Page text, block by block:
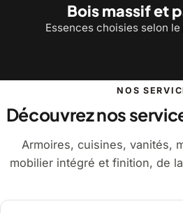
Bois massif et
Essences choisies selon
NOS
Découvrez nos
Armoires, cuisines, vanités,
mobilier intégré et finition, de